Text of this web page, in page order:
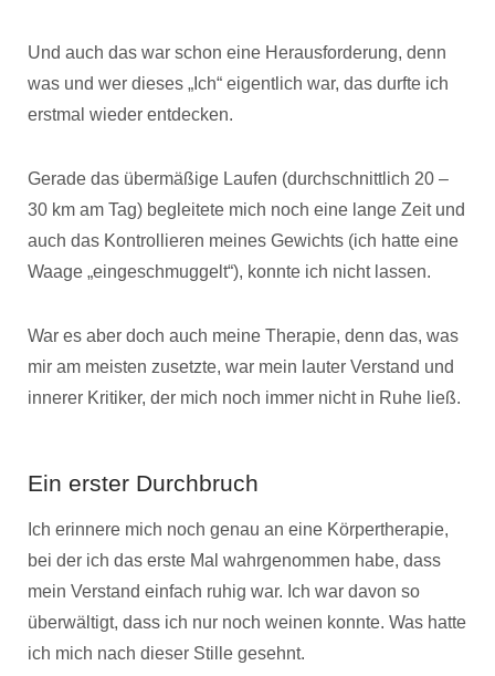
Und auch das war schon eine Herausforderung, denn
was und wer dieses „Ich“ eigentlich war, das durfte ich
erstmal wieder entdecken.
Gerade das übermäßige Laufen (durchschnittlich 20 –
30 km am Tag) begleitete mich noch eine lange Zeit und
auch das Kontrollieren meines Gewichts (ich hatte eine
Waage „eingeschmuggelt“), konnte ich nicht lassen.
War es aber doch auch meine Therapie, denn das, was
mir am meisten zusetzte, war mein lauter Verstand und
innerer Kritiker, der mich noch immer nicht in Ruhe ließ.
Ein erster Durchbruch
Ich erinnere mich noch genau an eine Körpertherapie,
bei der ich das erste Mal wahrgenommen habe, dass
mein Verstand einfach ruhig war. Ich war davon so
überwältigt, dass ich nur noch weinen konnte. Was hatte
ich mich nach dieser Stille gesehnt.